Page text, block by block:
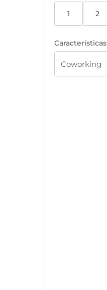
1 2
Características